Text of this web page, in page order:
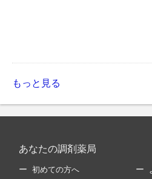
もっと見る
あなたの調剤薬局
初めての方へ